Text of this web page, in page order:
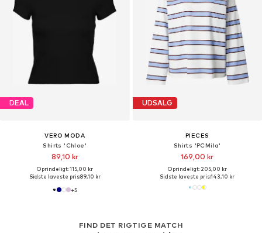
DEAL
VERO MODA
Shirts 'Chloe'
89,10 kr
Oprindeligt: 115,00 kr
Sidste laveste pris:89,10 kr
+5
UDSALG
PIECES
Shirts 'PCMila'
169,00 kr
Oprindeligt: 205,00 kr
Sidste laveste pris:143,10 kr
FIND DET RIGTIGE MATCH